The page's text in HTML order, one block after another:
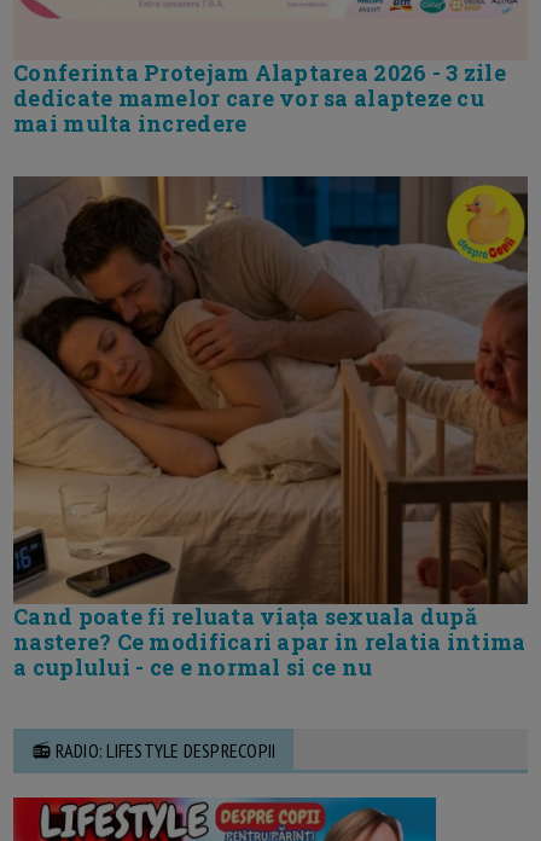
Conferinta Protejam Alaptarea 2026 - 3 zile
dedicate mamelor care vor sa alapteze cu
mai multa incredere
Cand poate fi reluata viața sexuala după
nastere? Ce modificari apar in relatia intima
a cuplului - ce e normal si ce nu
📻 RADIO: LIFESTYLE DESPRECOPII